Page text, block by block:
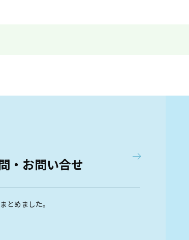
・お問い合せ
とめました。